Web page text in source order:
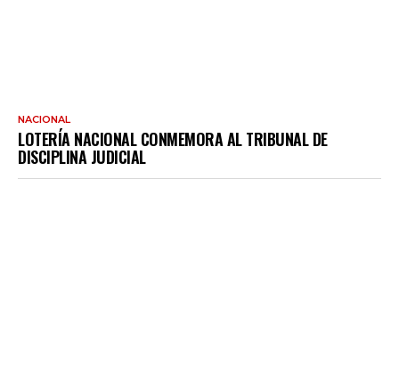
NACIONAL
LOTERÍA NACIONAL CONMEMORA AL TRIBUNAL DE
DISCIPLINA JUDICIAL